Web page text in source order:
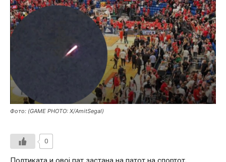
Фото: (GAME PHOTO: X/AmitSegal)
0